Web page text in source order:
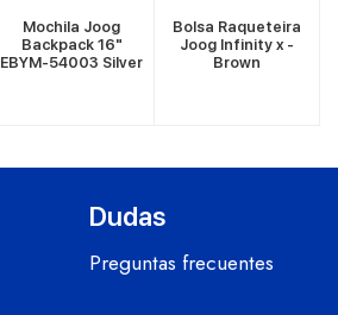
Mochila Joog
Backpack 16"
EBYM-54003 Silver
Bolsa Raqueteira
Joog Infinity x -
Brown
Dudas
Preguntas frecuentes